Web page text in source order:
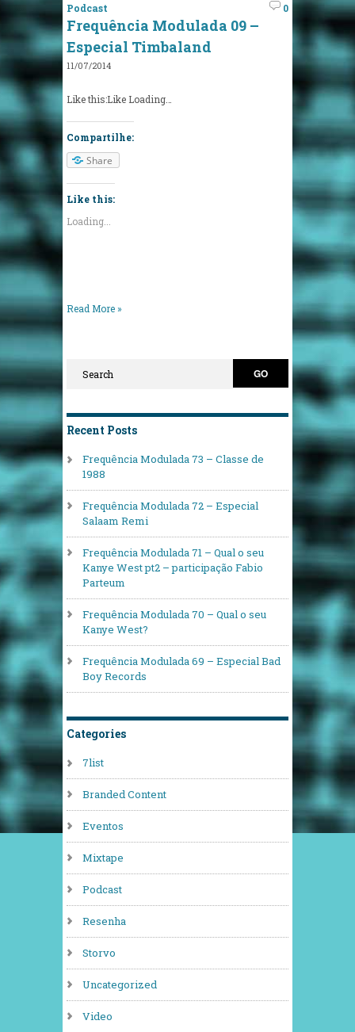
Podcast
Frequência Modulada 09 –
Especial Timbaland
11/07/2014
0
Like this:Like Loading…
Compartilhe:
Share
Like this:
Loading...
Read More »
Recent Posts
Frequência Modulada 73 – Classe de
1988
Frequência Modulada 72 – Especial
Salaam Remi
Frequência Modulada 71 – Qual o seu
Kanye West pt2 – participação Fabio
Parteum
Frequência Modulada 70 – Qual o seu
Kanye West?
Frequência Modulada 69 – Especial Bad
Boy Records
Categories
7list
Branded Content
Eventos
Mixtape
Podcast
Resenha
Storvo
Uncategorized
Video